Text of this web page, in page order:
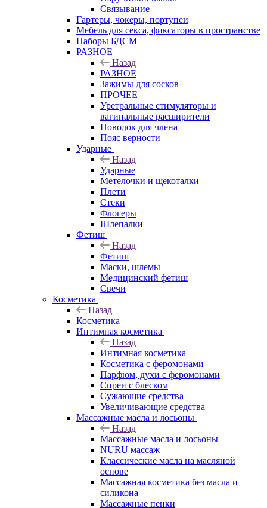
Связывание
Гартеры, чокеры, портупеи
Мебель для секса, фиксаторы в пространстве
Наборы БДСМ
РАЗНОЕ
Назад
РАЗНОЕ
Зажимы для сосков
ПРОЧЕЕ
Уретральные стимуляторы и
вагинальные расширители
Поводок для члена
Пояс верности
Ударные
Назад
Ударные
Метелочки и щекоталки
Плети
Стеки
Флогеры
Шлепалки
Фетиш
Назад
Фетиш
Маски, шлемы
Медицинский фетиш
Свечи
Косметика
Назад
Косметика
Интимная косметика
Назад
Интимная косметика
Косметика с феромонами
Парфюм, духи с феромонами
Спреи с блеском
Сужающие средства
Увеличивающие средства
Массажные масла и лосьоны
Назад
Массажные масла и лосьоны
NURU массаж
Классические масла на масляной
основе
Массажная косметика без масла и
силикона
Массажные пенки